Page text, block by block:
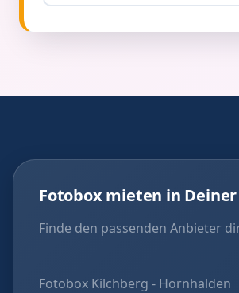
Fotobox mieten in Deiner
Finde den passenden Anbieter
Fotobox Kilchberg - Hornhalden